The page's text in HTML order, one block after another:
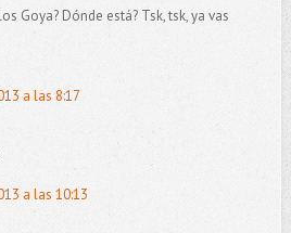
Goya? Dónde está? Tsk, tsk, ya vas
a las 8:17
a las 10:13